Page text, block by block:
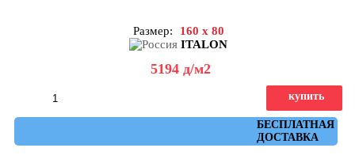
Размер:
160 x 80
ITALON
5194 д/м2
БЕСПЛАТНАЯ
ДОСТАВКА
купить